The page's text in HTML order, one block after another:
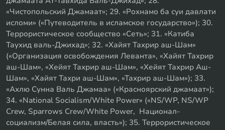
«Чистопольский Джамаат»; 29. «Рохнамо ба суи давлати
исломи» («Путеводитель в исламское государство»); 30.
Террористическое сообщество «Сеть»; 31. «Катиба
Таухид валь-Джихад»; 32. «Хайят Тахрир аш-Шам»
(«Организация освобождения Леванта», «Хайят Тахрир
аш-Шам», «Хейят Тахрир аш-Шам», «Хейят Тахрир Аш-
Шам», «Хайят Тахри аш-Шам», «Тахрир аш-Шам»); 33.
«Ахлю Сунна Валь Джамаа» («Красноярский джамаат»);
34. «National Socialism/White Power» («NS/WP, NS/WP
Crew, Sparrows Crew/White Power, Национал-
социализм/Белая сила, власть»); 35. Террористическое